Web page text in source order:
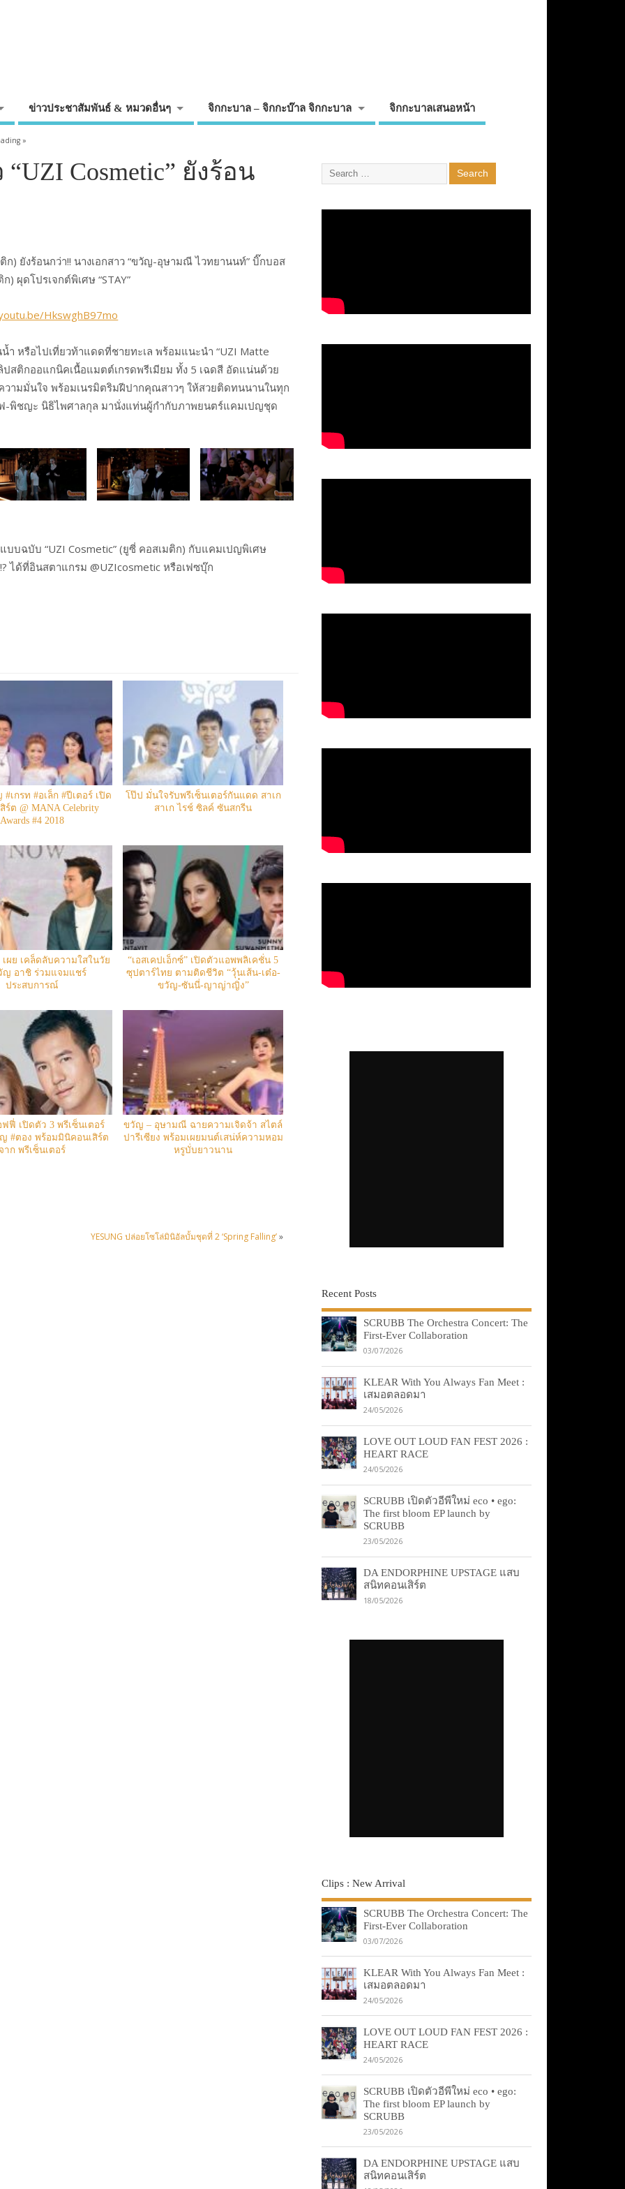
ข่าวประชาสัมพันธ์ & หมวดอื่นๆ จิกกะบาล – จิกกะบ๊าล จิกกะบาล จิกกะบาลเสนอหน้า
»
Cosmetic” ยังร้อน
ก) ยังร้อนกว่า!! นางเอกสาว “ขวัญ-อุษามณี ไวทยานนท์” บิ๊กบอส
) ผุดโปรเจกต์พิเศษ “STAY”
HkswghB97mo
ำ หรือไปเที่ยวท้าแดดที่ชายทะเล พร้อมแนะนำ “UZI Matte
สติกออแกนิคเนื้อแมตต์เกรดพรีเมียม ทั้ง 5 เฉดสี อัดแน่นด้วย
ามมั่นใจ พร้อมเนรมิตริมฝีปากคุณสาวๆ ให้สวยติดทนนานในทุก
-พิชญะ นิธิไพศาลกุล มานั่งแท่นผู้กำกับภาพยนตร์แคมเปญชุด
ฉบับ “UZI Cosmetic” (ยูซี่ คอสเมติก) กับแคมเปญพิเศษ
ได้ที่อินสตาแกรม @UZIcosmetic หรือเฟซบุ๊ก
เกรท #อเล็ก #ปีเตอร์ เปิด
ร์ต @ MANA Celebrity
Awards #4 2018
โป๊ป มั่นใจรับพรีเซ็นเตอร์กันแดด สาเก
สาเก ไรช์ ซิลค์ ซันสกรีน
ผย เคล็ดลับความใสในวัย
ญ อาชิ ร่วมแจมแชร์
ประสบการณ์
“เอสเคปเอ็กซ์” เปิดตัวแอพพลิเคชั่น 5
ซุปตาร์ไทย ตามติดชีวิต “วุ้นเส้น-เต๋อ-
ขวัญ-ซันนี่-ญาญ่าญิ๋ง”
ฟี่ เปิดตัว 3 พรีเซ็นเตอร์
ญ #ตอง พร้อมมินิคอนเสิร์ต
าก พรีเซ็นเตอร์
ขวัญ – อุษามณี ฉายความเจิดจ้า สไตล์
ปารีเซียง พร้อมเผยมนต์เสน่ห์ความหอม
หรูบั่บยาวนาน
YESUNG ปล่อยโซโล่มินิอัลบั้มชุดที่ 2 ‘Spring Falling’»
Recent Posts
SCRUBB The Orchestra Concert: The
First-Ever Collaboration
03/07/2026
KLEAR With You Always Fan Meet :
เสมอตลอดมา
24/05/2026
LOVE OUT LOUD FAN FEST 2026 :
HEART RACE
24/05/2026
SCRUBB เปิดตัวอีพีใหม่ eco • ego:
The first bloom EP launch by
SCRUBB
23/05/2026
DA ENDORPHINE UPSTAGE แสบ
สนิทคอนเสิร์ต
18/05/2026
Clips : New Arrival
SCRUBB The Orchestra Concert: The
First-Ever Collaboration
03/07/2026
KLEAR With You Always Fan Meet :
เสมอตลอดมา
24/05/2026
LOVE OUT LOUD FAN FEST 2026 :
HEART RACE
24/05/2026
SCRUBB เปิดตัวอีพีใหม่ eco • ego:
The first bloom EP launch by
SCRUBB
23/05/2026
DA ENDORPHINE UPSTAGE แสบ
สนิทคอนเสิร์ต